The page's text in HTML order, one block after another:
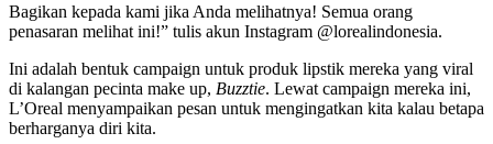
Bagikan kepada kami jika Anda melihatnya! Semua orang
penasaran melihat ini!” tulis akun Instagram @lorealindonesia.
Ini adalah bentuk campaign untuk produk lipstik mereka yang viral
di kalangan pecinta make up, Buzztie. Lewat campaign mereka ini,
L’Oreal menyampaikan pesan untuk mengingatkan kita kalau betapa
berharganya diri kita.